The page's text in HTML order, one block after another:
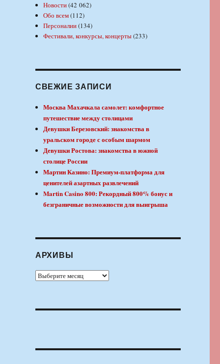
Новости(42 062)
Обо всем(112)
Персоналии(134)
Фестивали, конкурсы, концерты(233)
СВЕЖИЕ ЗАПИСИ
Москва Махачкала самолет: комфортное
путешествие между столицами
Девушки Березовский: знакомства в
уральском городе с особым шармом
Девушки Ростова: знакомства в южной
столице России
Мартин Казино: Премиум-платформа для
ценителей азартных развлечений
Martin Casino 800: Рекордный 800% бонус и
безграничные возможности для выигрыша
АРХИВЫ
Архивы